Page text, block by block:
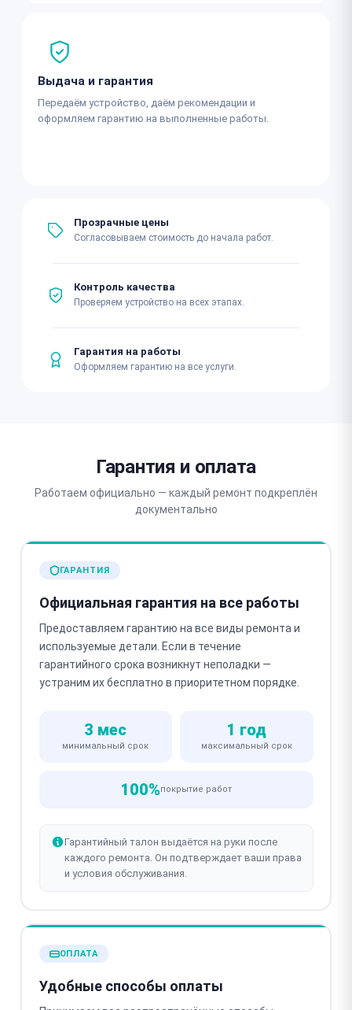
Выдача и гарантия
Передаём устройство, даём рекомендации и
оформляем гарантию на выполненные работы.
Прозрачные цены
Согласовываем стоимость до начала работ.
Контроль качества
Проверяем устройство на всех этапах.
Гарантия на работы
Оформляем гарантию на все услуги.
Гарантия и оплата
Работаем официально — каждый ремонт подкреплён
документально
ГАРАНТИЯ
Официальная гарантия на все работы
Предоставляем гарантию на все виды ремонта и
используемые детали. Если в течение
гарантийного срока возникнут неполадки —
устраним их бесплатно в приоритетном порядке.
3 мес
минимальный срок
1 год
максимальный срок
100%покрытие работ
Гарантийный талон выдаётся на руки после
каждого ремонта. Он подтверждает ваши права
и условия обслуживания.
ОПЛАТА
Удобные способы оплаты